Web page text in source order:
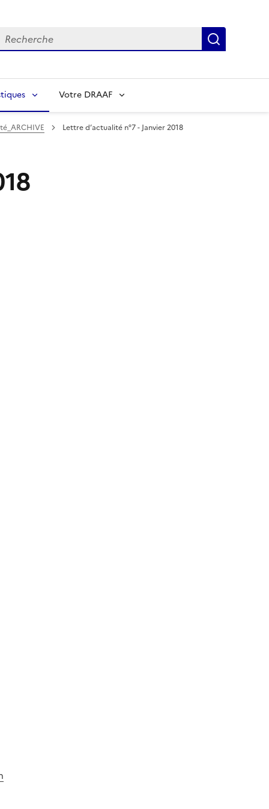
Recherche
Votre DRAAF
Lettre d’actualité n°7 - Janvier 2018